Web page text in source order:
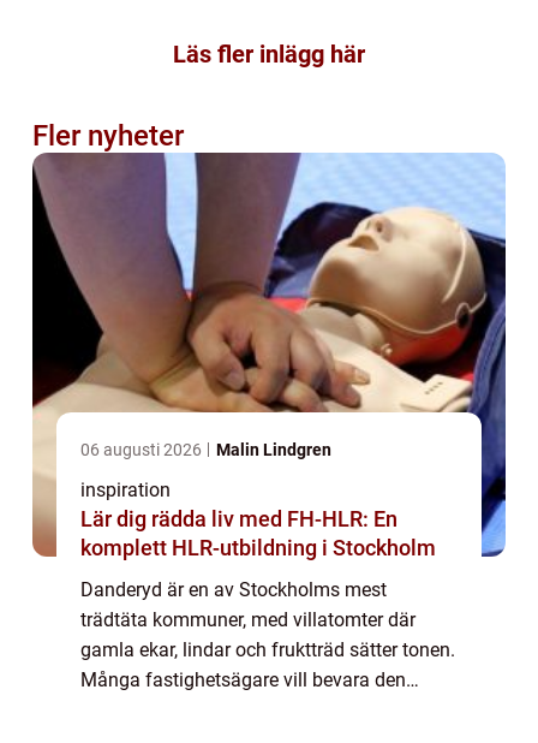
Läs fler inlägg här
Fler nyheter
06 augusti 2026 Malin Lindgren
inspiration
Lär dig rädda liv med FH-HLR: En
komplett HLR-utbildning i Stockholm
Danderyd är en av Stockholms mest
trädtäta kommuner, med villatomter där
gamla ekar, lindar och fruktträd sätter tonen.
Många fastighetsägare vill bevara den